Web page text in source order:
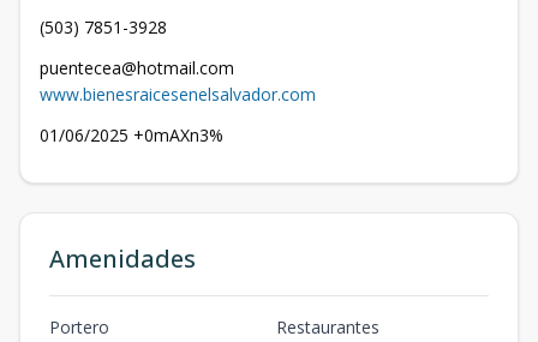
(503) 7851-3928
puentecea@hotmail.com
www.bienesraicesenelsalvador.com
01/06/2025 +0mAXn3%
Amenidades
Portero
Restaurantes